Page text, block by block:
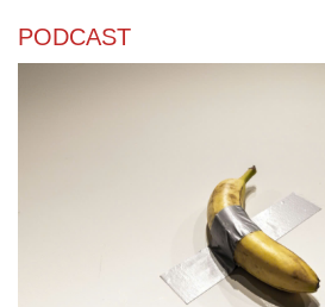
PODCAST